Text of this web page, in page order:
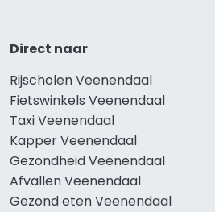
Direct naar
Rijscholen Veenendaal
Fietswinkels Veenendaal
Taxi Veenendaal
Kapper Veenendaal
Gezondheid Veenendaal
Afvallen Veenendaal
Gezond eten Veenendaal